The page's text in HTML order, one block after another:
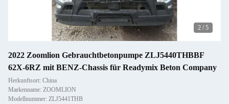
2 / 5
2022 Zoomlion Gebrauchtbetonpumpe ZLJ5440THBBF
62X-6RZ mit BENZ-Chassis für Readymix Beton Company
Herkunftsort: China
Markenname: ZOOMLION
Modellnummer: ZLJ5441THB